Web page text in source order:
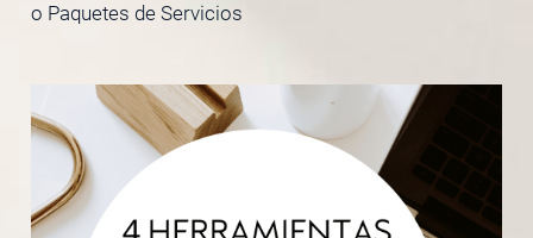
o Paquetes de Servicios